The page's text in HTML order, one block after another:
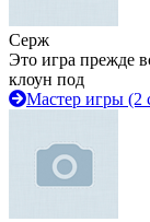
Серж
Это игра прежде
клоун под
Мастер игры (2